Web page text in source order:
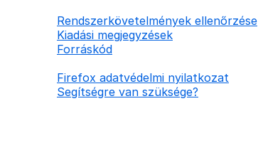
Rendszerkövetelmények ellenőrzése
Kiadási megjegyzések
Forráskód
Firefox adatvédelmi nyilatkozat
Segítségre van szüksége?